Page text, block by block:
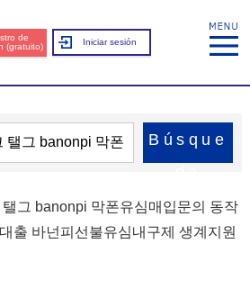
de
(gratuito)
Iniciar sesión
Búsque
탤그 banonpi 막폰유심매입문의 동작
출 바넌피선불유심내구제 생계지원